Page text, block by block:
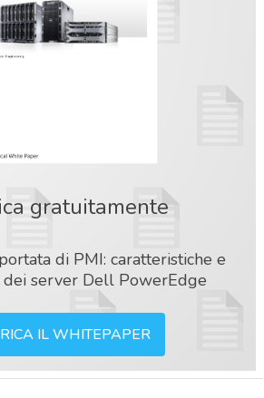
gratuitamente
di PMI: caratteristiche e
server Dell PowerEdge
IL WHITEPAPER